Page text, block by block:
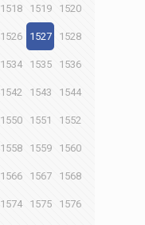
1518 1519 1520
1526 1527 1528
1534 1535 1536
1542 1543 1544
1550 1551 1552
1558 1559 1560
1566 1567 1568
1574 1575 1576